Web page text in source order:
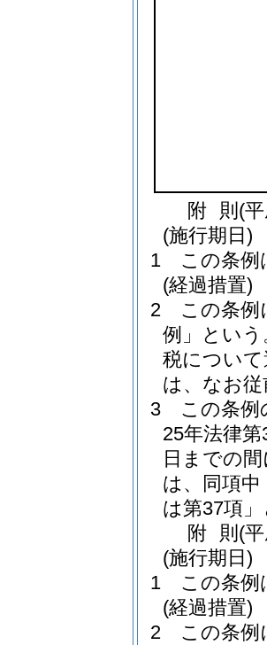
附 則 (
(施行期日)
1
この条例
(経過措置)
2
この条例
例」という
税につい
は、なお
3
この条例
25年法律第
日までの
は、同項
は第37項
附 則 (
(施行期日)
1
この条例
(経過措置)
2
この条例